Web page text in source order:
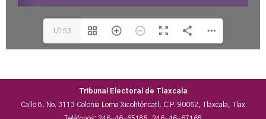
1/153
Tribunal Electoral de Tlaxcala
Calle 8, No. 3113 Colonia Loma Xicohténcatl, C.P. 90062, Tlaxcala, Tlax